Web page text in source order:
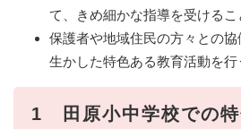
て、きめ細かな指導を受けるこ
保護者や地域住民の方々との
生かした特色ある教育活動を行
1 田原小中学校での特